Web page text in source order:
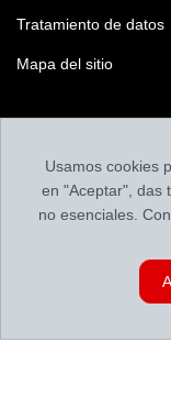
Usamos cookies
en "Aceptar", das
no esenciales.
Tratamiento de datos
Mapa del sitio
Califica tu
Baterías en